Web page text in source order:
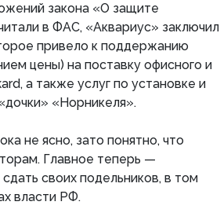
закона «О защите
в ФАС, «Аквариус» заключил
привело к поддержанию
цены) на поставку офисного и
а также услуг по установке и
«Норникеля».
не ясно, зато понятно, что
Главное теперь —
своих подельников, в том
власти РФ.